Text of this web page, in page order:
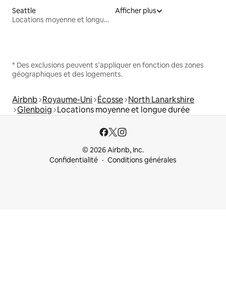
Seattle
Locations moyenne et longue durée
Afficher plus
* Des exclusions peuvent s'appliquer en fonction des zones
géographiques et des logements.
Airbnb Royaume-Uni Écosse North Lanarkshire
Glenboig Locations moyenne et longue durée
© 2026 Airbnb, Inc.
Confidentialité
Conditions générales